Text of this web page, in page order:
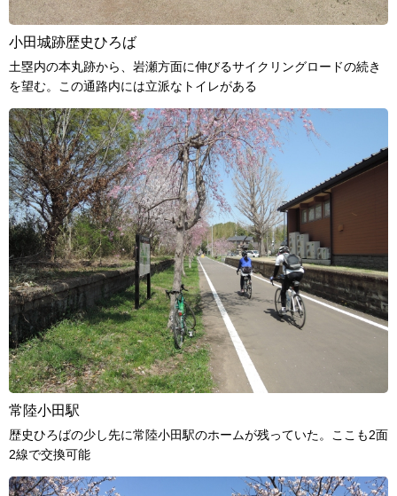
小田城跡歴史ひろば
土塁内の本丸跡から、岩瀬方面に伸びるサイクリングロードの続き
を望む。この通路内には立派なトイレがある
常陸小田駅
歴史ひろばの少し先に常陸小田駅のホームが残っていた。ここも2面
2線で交換可能